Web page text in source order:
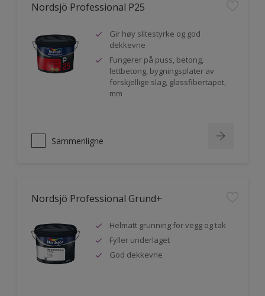
Nordsjö Professional P25
Gir høy slitestyrke og god
dekkevne
Fungerer på puss, betong,
lettbetong, bygningsplater av
forskjellige slag, glassfibertapet,
mm
Sammenligne
Nordsjö Professional Grund+
Helmatt grunning for vegg og tak
Fyller underlaget
God dekkevne